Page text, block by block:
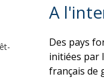
A
Des pays
initiées par
français de